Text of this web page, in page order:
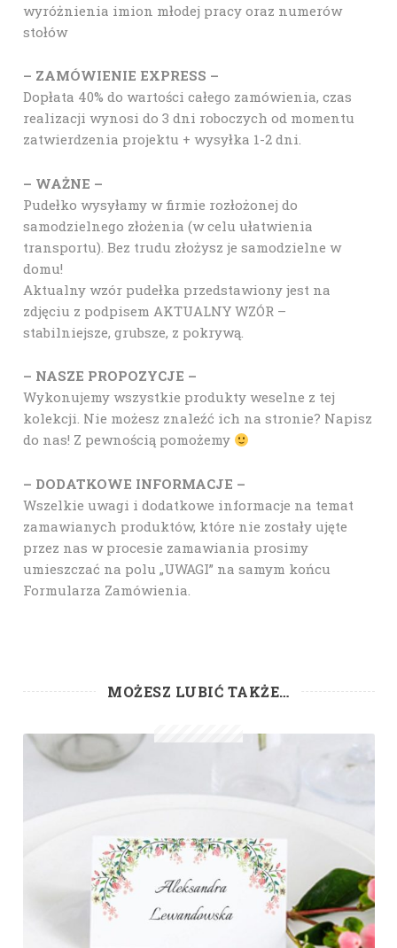
wyróżnienia imion młodej pracy oraz numerów
stołów
– ZAMÓWIENIE EXPRESS –
Dopłata 40% do wartości całego zamówienia, czas
realizacji wynosi do 3 dni roboczych od momentu
zatwierdzenia projektu + wysyłka 1-2 dni.
– WAŻNE –
Pudełko wysyłamy w firmie rozłożonej do
samodzielnego złożenia (w celu ułatwienia
transportu). Bez trudu złożysz je samodzielne w
domu!
Aktualny wzór pudełka przedstawiony jest na
zdjęciu z podpisem AKTUALNY WZÓR –
stabilniejsze, grubsze, z pokrywą.
– NASZE PROPOZYCJE –
Wykonujemy wszystkie produkty weselne z tej
kolekcji. Nie możesz znaleźć ich na stronie? Napisz
do nas! Z pewnością pomożemy
– DODATKOWE INFORMACJE –
Wszelkie uwagi i dodatkowe informacje na temat
zamawianych produktów, które nie zostały ujęte
przez nas w procesie zamawiania prosimy
umieszczać na polu „UWAGI” na samym końcu
Formularza Zamówienia.
MOŻESZ LUBIĆ TAKŻE…